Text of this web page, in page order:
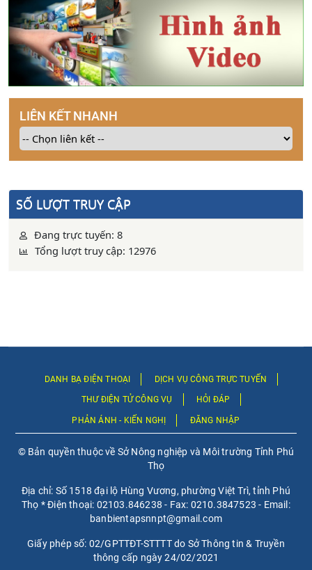
LIÊN KẾT NHANH
SỐ LƯỢT TRUY CẬP
Đang trực tuyến: 8
Tổng lượt truy cập: 12976
DANH BẠ ĐIỆN THOẠI DỊCH VỤ CÔNG TRỰC TUYẾN
THƯ ĐIỆN TỬ CÔNG VỤ HỎI ĐÁP
PHẢN ÁNH - KIẾN NGHỊ ĐĂNG NHẬP
© Bản quyền thuộc về Sở Nông nghiệp và Môi trường Tỉnh Phú
Thọ
Địa chỉ: Số 1518 đại lộ Hùng Vương, phường Việt Trì, tỉnh Phú
Thọ * Điện thoại: 02103.846238 - Fax: 0210.3847523 - Email:
banbientapsnnpt@gmail.com
Giấy phép số: 02/GPTTĐT-STTTT do Sở Thông tin & Truyền
thông cấp ngày 24/02/2021